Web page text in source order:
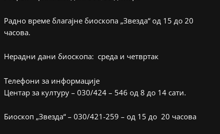
Радно време благајне биоскопа „Звезда“ од 15 до 20
часова.
Нерадни дани биоскопа: среда и четвртак
Телефони за информације
Центар за културу – 030/424 – 546 од 8 до 14 сати.
Биоскоп „Звезда“ – 030/421-259 – од 15 до 20 часова